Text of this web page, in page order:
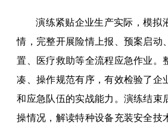
演练紧贴企业生产实际，模拟
情，完整开展险情上报、预案启动
置、医疗救助等全流程应急作业。
凑、操作规范有序，有效检验了企
和应急队伍的实战能力。演练结束
操情况，解读特种设备充装安全技